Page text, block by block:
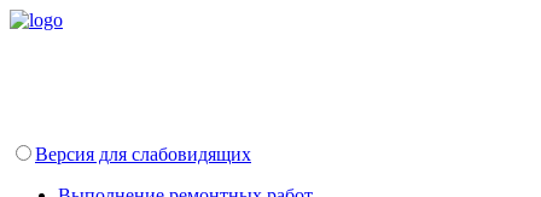
Версия для слабовидящих